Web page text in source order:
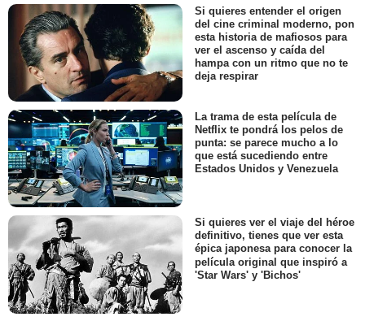
Si quieres entender el origen
del cine criminal moderno, pon
esta historia de mafiosos para
ver el ascenso y caída del
hampa con un ritmo que no te
deja respirar
La trama de esta película de
Netflix te pondrá los pelos de
punta: se parece mucho a lo
que está sucediendo entre
Estados Unidos y Venezuela
Si quieres ver el viaje del héroe
definitivo, tienes que ver esta
épica japonesa para conocer la
película original que inspiró a
'Star Wars' y 'Bichos'